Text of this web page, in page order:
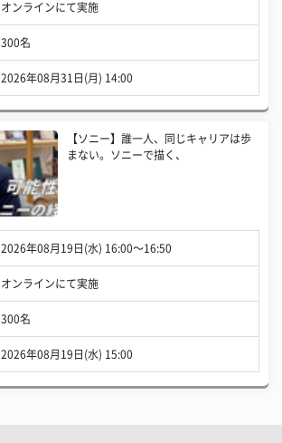
オンラインにて実施
300名
2026年08月31日(月) 14:00
【ソニー】誰一人、同じキャリアは歩
まない。ソニーで描く、
2026年08月19日(水) 16:00〜16:50
オンラインにて実施
300名
2026年08月19日(水) 15:00